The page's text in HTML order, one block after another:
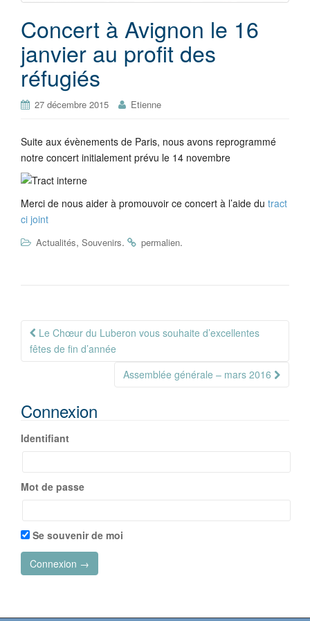
Concert à Avignon le 16
janvier au profit des
réfugiés
27 décembre 2015 Etienne
Suite aux évènements de Paris, nous avons reprogrammé
notre concert initialement prévu le 14 novembre
Merci de nous aider à promouvoir ce concert à l’aide du tract
ci joint
Actualités, Souvenirs. permalien.
Navigation
Article
Le Chœur du Luberon vous souhaite d’excellentes
fêtes de fin d’année
Assemblée générale – mars 2016
Connexion
Identifiant
Mot de passe
Se souvenir de moi